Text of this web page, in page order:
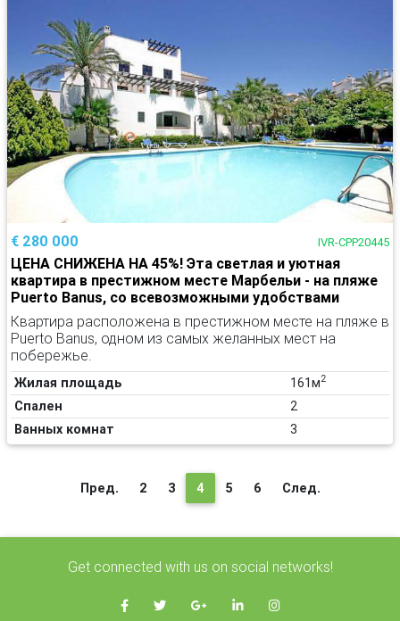
€ 280 000 IVR-CPP20445
ЦЕНА СНИЖЕНА НА 45%! Эта светлая и уютная
квартира в престижном месте Марбельи - на пляже
Puerto Banus, со всевозможными удобствами
Квартира расположена в престижном месте на пляже в
Puerto Banus, одном из самых желанных мест на
побережье.
Жилая площадь 161м2
Спален
2
Ванных комнат
3
Пред. 2 3 4(текущая)
5 6 След.
Get connected with us on social networks!